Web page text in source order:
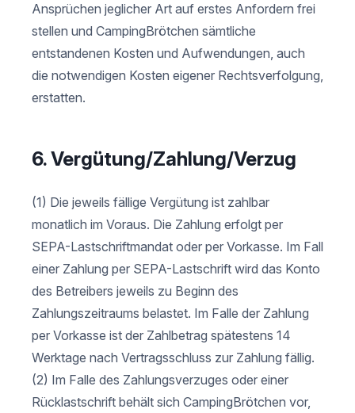
Ansprüchen jeglicher Art auf erstes Anfordern frei
stellen und CampingBrötchen sämtliche
entstandenen Kosten und Aufwendungen, auch
die notwendigen Kosten eigener Rechtsverfolgung,
erstatten.
6. Vergütung/Zahlung/Verzug
(1) Die jeweils fällige Vergütung ist zahlbar
monatlich im Voraus. Die Zahlung erfolgt per
SEPA-Lastschriftmandat oder per Vorkasse. Im Fall
einer Zahlung per SEPA-Lastschrift wird das Konto
des Betreibers jeweils zu Beginn des
Zahlungszeitraums belastet. Im Falle der Zahlung
per Vorkasse ist der Zahlbetrag spätestens 14
Werktage nach Vertragsschluss zur Zahlung fällig.
(2) Im Falle des Zahlungsverzuges oder einer
Rücklastschrift behält sich CampingBrötchen vor,